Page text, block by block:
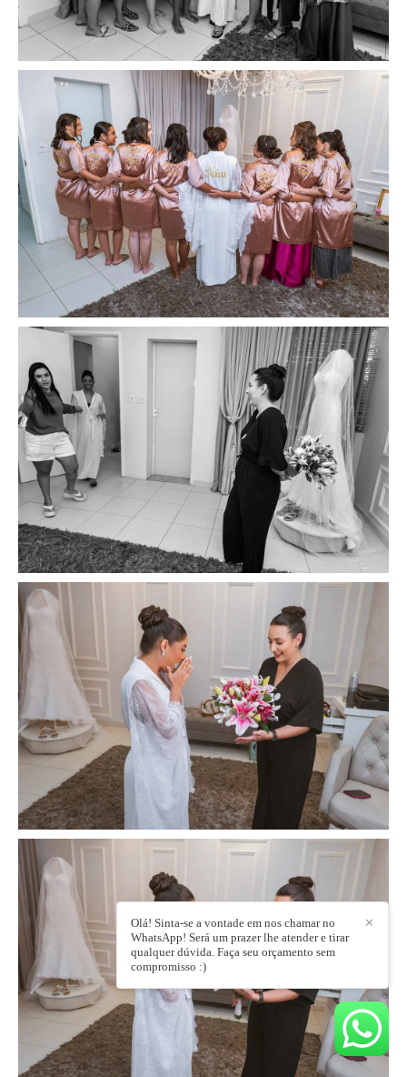
✕
Olá! Sinta-se a vontade em nos chamar no
WhatsApp! Será um prazer lhe atender e tirar
qualquer dúvida. Faça seu orçamento sem
compromisso :)